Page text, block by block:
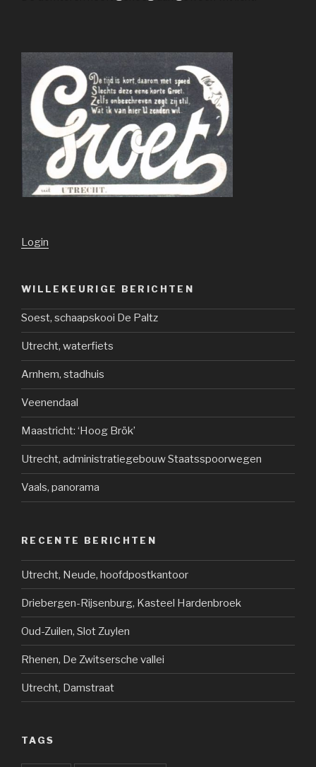
Login
WILLEKEURIGE BERICHTEN
Soest, schaapskooi De Paltz
Utrecht, waterfiets
Arnhem, stadhuis
Veenendaal
Maastricht: ‘Hoog Brök’
Utrecht, administratiegebouw Staatsspoorwegen
Vaals, panorama
RECENTE BERICHTEN
Utrecht, Neude, hoofdpostkantoor
Driebergen-Rijsenburg, Kasteel Hardenbroek
Oud-Zuilen, Slot Zuylen
Rhenen, De Zwitsersche vallei
Utrecht, Damstraat
TAGS